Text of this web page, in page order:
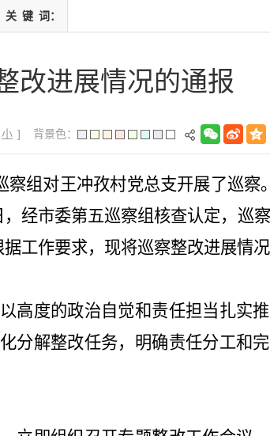
关 键 词：
改进展情况的通报
小 ] 背景色：
察组对王冲孜村党总支开展了巡察。
经市委第五巡察组核查认定， 巡察
据工作要求， 现将巡察整改进展情况
高度的政治自觉和责任担当扎实
分解整改任务，明确责任分工和